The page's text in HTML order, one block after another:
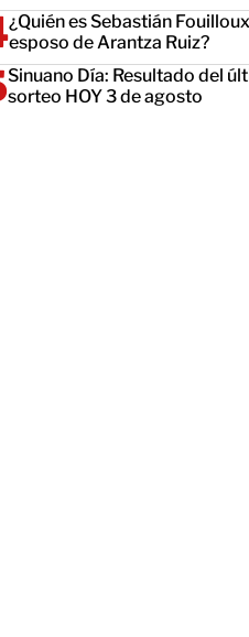
¿Quién es Sebastián
esposo de Arantza Ruiz?
Sinuano Día: Resultado del
sorteo HOY 3 de agosto